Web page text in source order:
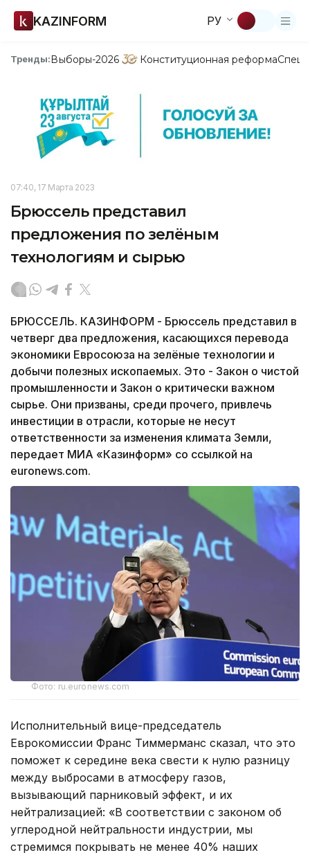
KAZINFORM РУ
Тренды:Выборы-2026 Конституционная реформа
07:40, 17 Марта 2023
Брюссель представил
предложения по зелёным
технологиям и сырью
БРЮССЕЛЬ. КАЗИНФОРМ - Брюссель представил в
четверг два предложения, касающихся перевода
экономики Евросоюза на зелёные технологии и
добычи полезных ископаемых. Это - Закон о чистой
промышленности и Закон о критически важном
сырье. Они призваны, среди прочего, привлечь
инвестиции в отрасли, которые не несут
ответственности за изменения климата Земли,
передает МИА «Казинформ» со ссылкой на
euronews.com.
Фото: ru.euronews.com
Исполнительный вице-председатель
Еврокомиссии Франс Тиммерманс сказал, что это
поможет к середине века свести к нулю разницу
между выбросами в атмосферу газов,
вызывающий парниковый эффект, и их
нейтрализацией: «В соответствии с законом об
углеродной нейтральности индустрии, мы
стремимся покрывать не менее 40% наших